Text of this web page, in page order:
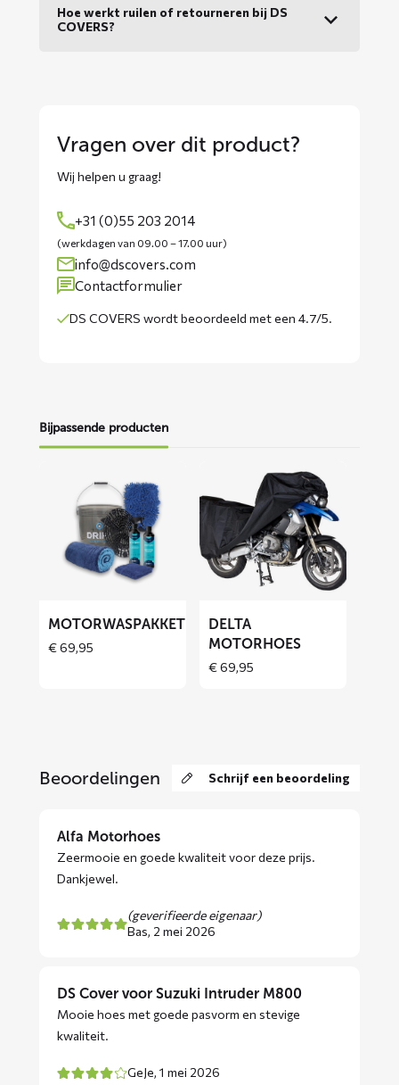
Hoe werkt ruilen of retourneren bij DS
COVERS?
Vragen over dit product?
Wij helpen u graag!
+31 (0)55 203 2014
(werkdagen van 09.00 – 17.00 uur)
info@dscovers.com
Contactformulier
DS COVERS wordtbeoordeeld met een 4.7/5.
Bijpassende producten
Motorwaspakket
MOTORWASPAKKET
€69,95
meer
over
DELTA
motorhoes
DELTA
MOTORHOES
€69,95
Beoordelingen Schrijf een beoordeling
Alfa Motorhoes
Zeermooie en goede kwaliteit voor deze prijs.
Dankjewel.
(geverifieerde eigenaar)
Bas, 2 mei 2026
DS Cover voor Suzuki Intruder M800
Mooie hoes met goede pasvorm en stevige
kwaliteit.
GeJe, 1 mei 2026